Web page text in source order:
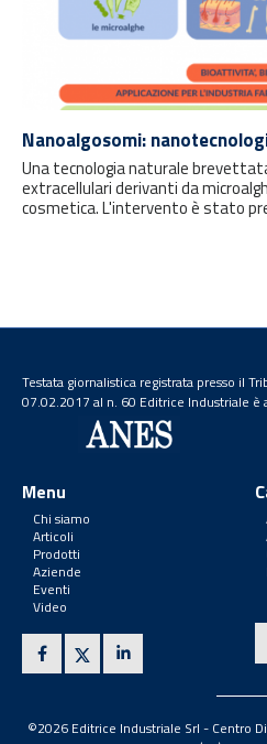
Nanoalgosomi:
Una tecnologia naturale
extracellulari derivanti da
cosmetica. L'intervento è stato
Testata giornalistica registrata presso il
07.02.2017 al n. 60 Editrice Industriale è
Menu
Chi siamo
Articoli
Prodotti
Aziende
Eventi
Video
©2026 Editrice Industriale Srl - Centro